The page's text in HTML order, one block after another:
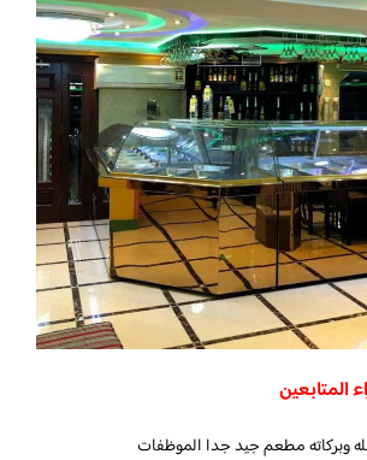
المتابعين
وبركاته مطعم جيد جدا الموظفات